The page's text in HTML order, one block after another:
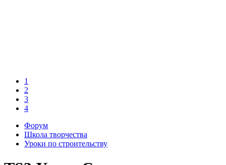
1
2
3
4
Форум
Школа творчества
Уроки по строительству